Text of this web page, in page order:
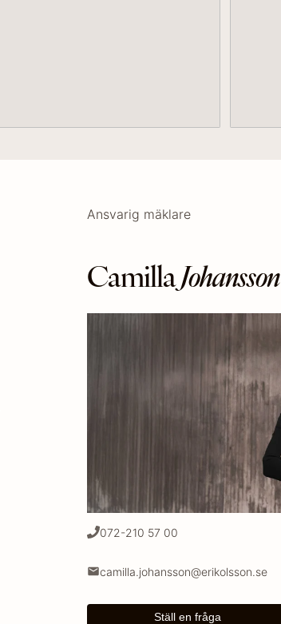
Ansvarig mäklare
CamillaJohansson
072-210 57 00
camilla.johansson@erikolsson.se
Ställ en fråga